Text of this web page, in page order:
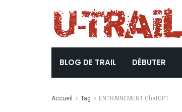
BLOG DE TRAIL DÉBUTER
Accueil Tag ENTRAINEMENT ChatGPT